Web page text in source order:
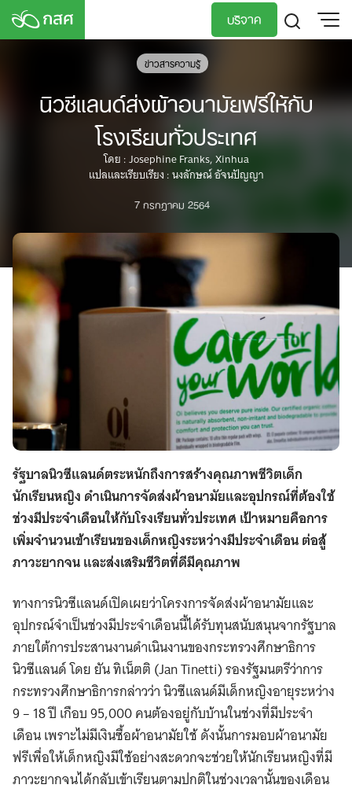
Skip
บริจาค
ข่าวสารความรู้
นิวซีแลนด์ส่งผ้าอนามัยฟรีให้กับ
โรงเรียนทั่วประเทศ
โดย : Josephine Franks, Xinhua
แปลและเรียบเรียง : นงลักษณ์ อัจนปัญญา
7 กรกฎาคม 2564
รัฐบาลนิวซีแลนด์ตระหนักถึงการสร้างคุณภาพชีวิตเด็ก
นักเรียนหญิง ดำเนินการจัดส่งผ้าอนามัยและอุปกรณ์ที่ต้องใช้
ช่วงมีประจำเดือนให้กับโรงเรียนทั่วประเทศ เป้าหมายคือการ
เพิ่มจำนวนเข้าเรียนของเด็กหญิงระหว่างมีประจำเดือน ต่อสู้
ภาวะยากจน และส่งเสริมชีวิตที่ดีมีคุณภาพ
ทางการนิวซีแลนด์เปิดเผยว่าโครงการจัดส่งผ้าอนามัยและ
อุปกรณ์จำเป็นช่วงมีประจำเดือนนี้ได้รับทุนสนับสนุนจากรัฐบาล
ภายใต้การประสานงานดำเนินงานของกระทรวงศึกษาธิการ
นิวซีแลนด์ โดย ยัน ทิเน็ตติ (Jan Tinetti) รองรัฐมนตรีว่าการ
กระทรวงศึกษาธิการกล่าวว่า นิวซีแลนด์มีเด็กหญิงอายุระหว่าง
9 – 18 ปี เกือบ 95,000 คนต้องอยู่กับบ้านในช่วงที่มีประจำ
เดือน เพราะไม่มีเงินซื้อผ้าอนามัยใช้ ดังนั้นการมอบผ้าอนามัย
ฟรีเพื่อให้เด็กหญิงมีใช้อย่างสะดวกจะช่วยให้นักเรียนหญิงที่มี
ภาวะยากจนได้กลับเข้าเรียนตามปกติในช่วงเวลานั้นของเดือน